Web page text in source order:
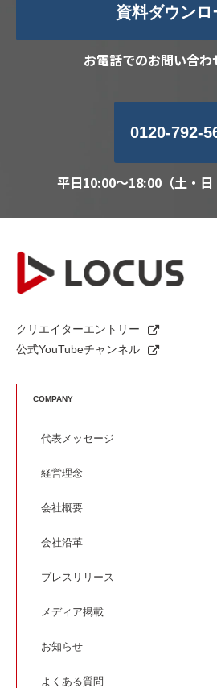
資料ダウンロ
お電話でのお問い合わ
0120-792-
平日10:00～18:00（土・日
クリエイターエントリー
公式YouTubeチャンネル
COMPANY
代表メッセージ
経営理念
会社概要
会社沿革
プレスリリース
メディア掲載
お知らせ
よくある質問